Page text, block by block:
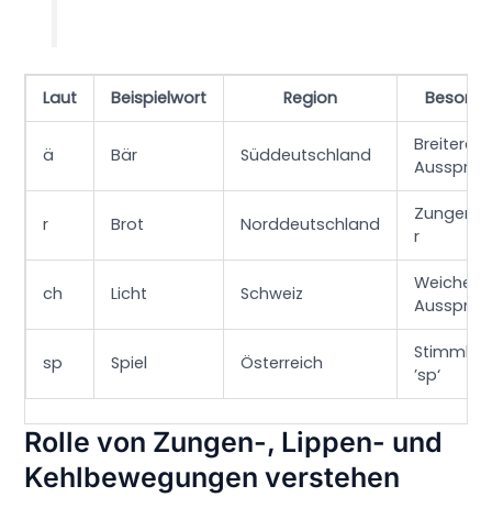
Laut Beispielwort Region
ä Bär Süddeutschland
Breitere
r Brot Norddeutschland
r
ch Licht Schweiz
Weiche
sp Spiel Österreich
’sp‘
Rolle von Zungen-, Lippen- und
Kehlbewegungen verstehen